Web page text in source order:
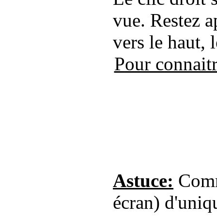
vue. Restez
vers le haut,
Pour
Astuce:
écran)